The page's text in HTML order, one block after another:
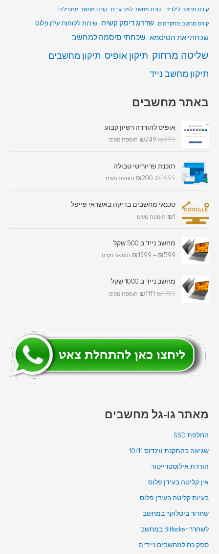
קורס מחשב לילדים
קורס מחשב למבוגרים
קורס מחשב מתחילים
קורס מחשב מתקדמים
שדרוג דיסק קשיח שירות לקוחות עידן פלוס
שכחתי את הסיסמא שכחתי סיסמה למחשב
שליטה מרחוק תיקון אופיס תיקון מחשבים
תיקון מחשב נייד
באתר מחשבים
אופיס להורדה רשיון קבוע
₪699
₪249 תוספת מע"מ
תוכנת פריוריטי טבולה
₪2999
₪200 תוספת מע"מ
טכנאי מחשבים בדיקה באשראי פייפל
₪1 תוספת מע"מ
מחשב נייד ב 500 שקל
₪599
–
₪1399 תוספת מע"מ
מחשב נייד ב 1000 שקל
₪1799
₪1111 תוספת מע"מ
מאתר גו-גל מחשבים
החלפת SSD
שגיאה בהתקנת ווינדוס 10/11
הורדת אילוסטרייטור
אין קליטה בעידן פלוס
בעיות קליטה בעידן פלוס
שחרור ביטלוקר במחשב
לשחרר Bitlocker במחשב
ספק כח למחשבים ניידים